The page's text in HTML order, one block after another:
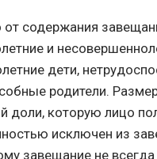
от содержания
и
дети,
родители.
доли, которую лицо
исключен из
завещание не